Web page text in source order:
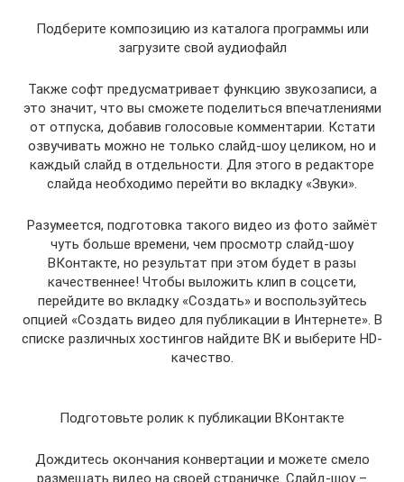
Подберите композицию из каталога программы или
загрузите свой аудиофайл
Также софт предусматривает функцию звукозаписи, а
это значит, что вы сможете поделиться впечатлениями
от отпуска, добавив голосовые комментарии. Кстати
озвучивать можно не только слайд-шоу целиком, но и
каждый слайд в отдельности. Для этого в редакторе
слайда необходимо перейти во вкладку «Звуки».
Разумеется, подготовка такого видео из фото займёт
чуть больше времени, чем просмотр слайд-шоу
ВКонтакте, но результат при этом будет в разы
качественнее! Чтобы выложить клип в соцсети,
перейдите во вкладку «Создать» и воспользуйтесь
опцией «Создать видео для публикации в Интернете». В
списке различных хостингов найдите ВК и выберите HD-
качество.
Подготовьте ролик к публикации ВКонтакте
Дождитесь окончания конвертации и можете смело
размещать видео на своей страничке. Слайд-шоу –